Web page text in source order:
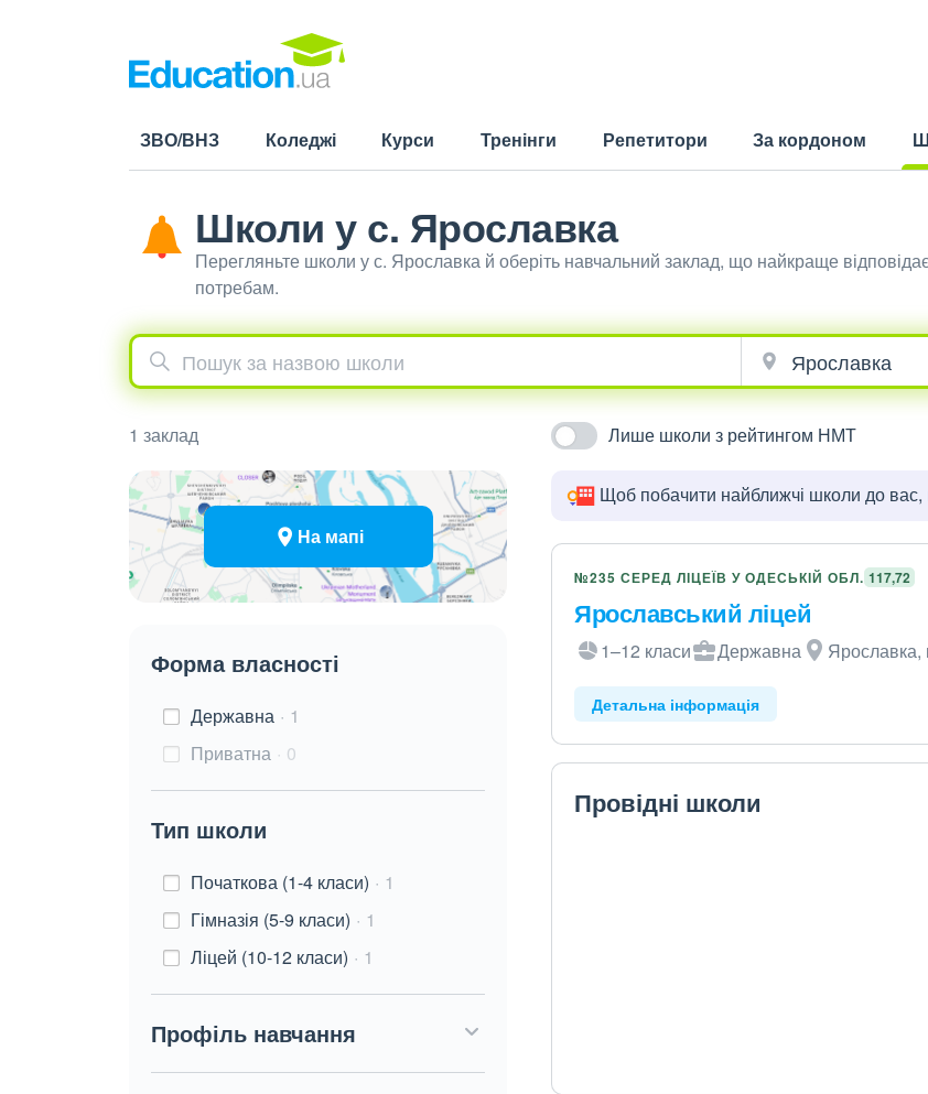
ЗВО/ВНЗ Коледжі Курси Тренінги Репетитори За кордоном
Школи у с. Ярославка
Перегляньте школи у с. Ярославка й оберіть навчальний заклад, що найкраще
потребам.
1 заклад Лише школи з рейтингом НМТ
На мапі
Форма власності
Державна
1
Приватна
0
Тип школи
Початкова (1-4 класи)
1
Гімназія (5-9 класи)
1
Ліцей (10-12 класи)
1
Профіль навчання
Щоб побачити найближчі школи до вас,
№235 СЕРЕД ЛІЦЕЇВ У ОДЕСЬКІЙ ОБЛ. 117,72
Ярославський ліцей
1–12 класи Державна Ярославка,
Детальна інформація
Провідні школи